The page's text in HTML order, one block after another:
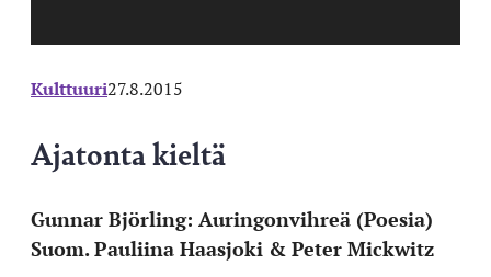
Kulttuuri27.8.2015
Ajatonta kieltä
Gunnar Björling: Auringonvihreä (Poesia)
Suom. Pauliina Haasjoki & Peter Mickwitz